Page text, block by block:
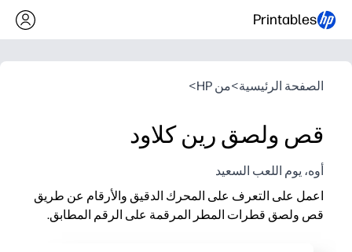
Printables
الصفحة الرئيسية>من HP >
قص ولصق رين كلاود
أوه، يوم اللعب السعيد
اعمل على التعرف على المحرك الدقيق والأرقام عن طريق
قص ولصق قطرات المطر المرقمة على الرقم المطابق.